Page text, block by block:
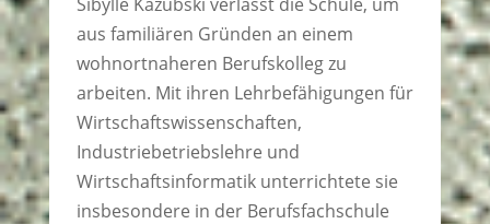
aus familiären Gründen an einem
wohnortnaheren Berufskolleg zu
arbeiten. Mit ihren Lehrbefähigungen für
Wirtschaftswissenschaften,
Industriebetriebslehre und
Wirtschaftsinformatik unterrichtete sie
insbesondere in der Berufsfachschule